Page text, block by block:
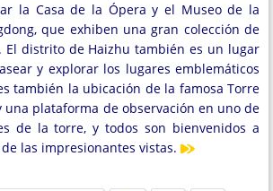
la Casa de la Ópera y el Museo de la
que exhiben una gran colección de
El distrito de Haizhu también es un lugar
y explorar los lugares emblemáticos
también la ubicación de la famosa Torre
una plataforma de observación en uno de
de la torre, y todos son bienvenidos a
las impresionantes vistas.